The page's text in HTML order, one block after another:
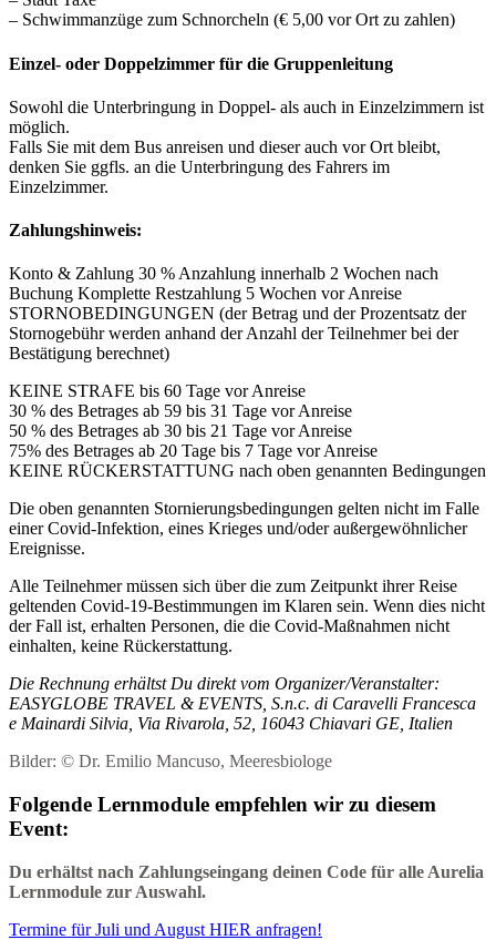
– Schwimmanzüge zum Schnorcheln (€ 5,00 vor Ort zu zahlen)
Einzel- oder Doppelzimmer für die Gruppenleitung
Sowohl die Unterbringung in Doppel- als auch in Einzelzimmern ist
möglich.
Falls Sie mit dem Bus anreisen und dieser auch vor Ort bleibt,
denken Sie ggfls. an die Unterbringung des Fahrers im
Einzelzimmer.
Zahlungshinweis:
Konto & Zahlung 30 % Anzahlung innerhalb 2 Wochen nach
Buchung Komplette Restzahlung 5 Wochen vor Anreise
STORNOBEDINGUNGEN (der Betrag und der Prozentsatz der
Stornogebühr werden anhand der Anzahl der Teilnehmer bei der
Bestätigung berechnet)
KEINE STRAFE bis 60 Tage vor Anreise
30 % des Betrages ab 59 bis 31 Tage vor Anreise
50 % des Betrages ab 30 bis 21 Tage vor Anreise
75% des Betrages ab 20 Tage bis 7 Tage vor Anreise
KEINE RÜCKERSTATTUNG nach oben genannten Bedingungen
Die oben genannten Stornierungsbedingungen gelten nicht im Falle
einer Covid-Infektion, eines Krieges und/oder außergewöhnlicher
Ereignisse.
Alle Teilnehmer müssen sich über die zum Zeitpunkt ihrer Reise
geltenden Covid-19-Bestimmungen im Klaren sein. Wenn dies nicht
der Fall ist, erhalten Personen, die die Covid-Maßnahmen nicht
einhalten, keine Rückerstattung.
Die Rechnung erhältst Du direkt vom Organizer/Veranstalter:
EASYGLOBE TRAVEL & EVENTS, S.n.c. di Caravelli Francesca
e Mainardi Silvia, Via Rivarola, 52, 16043 Chiavari GE, Italien
Bilder: © Dr. Emilio Mancuso, Meeresbiologe
Folgende Lernmodule empfehlen wir zu diesem
Event:
Du erhältst nach Zahlungseingang deinen Code für alle Aurelia
Lernmodule zur Auswahl.
Termine für Juli und August HIER anfragen!